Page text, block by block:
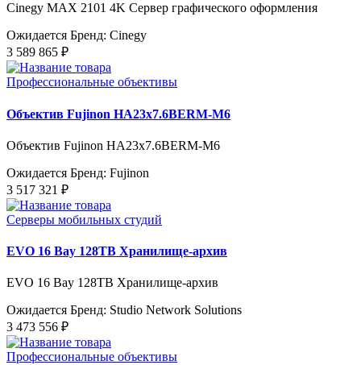
Cinegy MAX 2101 4K Сервер графического оформления
Ожидается Бренд: Cinegy
3 589 865 ₽
Профессиональные объективы
Объектив Fujinon HA23x7.6BERM-M6
Объектив Fujinon HA23x7.6BERM-M6
Ожидается Бренд: Fujinon
3 517 321 ₽
Серверы мобильных студий
EVO 16 Bay 128TB Хранилище-архив
EVO 16 Bay 128TB Хранилище-архив
Ожидается Бренд: Studio Network Solutions
3 473 556 ₽
Профессиональные объективы